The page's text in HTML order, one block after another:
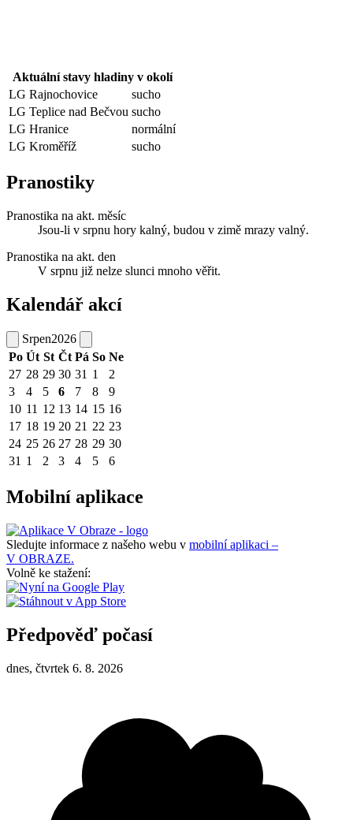
Aktuální stavy hladiny v okolí
LG Rajnochovice
sucho
LG Teplice nad Bečvou sucho
LG Hranice
normální
LG Kroměříž
sucho
Pranostiky
Pranostika na akt. měsíc
Jsou-li v srpnu hory kalný, budou v zimě mrazy valný.
Pranostika na akt. den
V srpnu již nelze slunci mnoho věřit.
Kalendář akcí
Srpen2026
Po Út St Čt Pá So Ne
27 28 29 30 31 1
2
3
4 5 6 7 8
9
10 11 12 13 14 15 16
17 18 19 20 21 22 23
24 25 26 27 28 29 30
31 1 2 3 4 5 6
Mobilní aplikace
Sledujte informace z našeho webu v mobilní aplikaci –
V OBRAZE.
Volně ke stažení:
Předpověď počasí
dnes, čtvrtek 6. 8. 2026